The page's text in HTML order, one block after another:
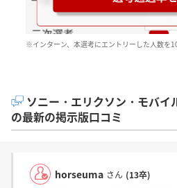
※インターン、本選考にエントリーした人数を
ソニー・エリクソン・モバイ
の最新の掲示版口コミ
horseuma さん (13卒)